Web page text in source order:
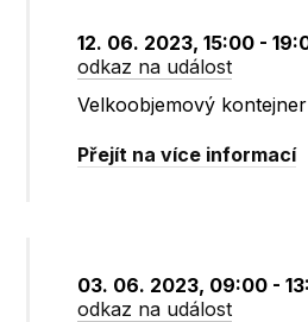
12. 06. 2023, 15:00 -
odkaz na událost
Velkoobjemový
Přejít na více informací
03. 06. 2023, 09:00 -
odkaz na událost